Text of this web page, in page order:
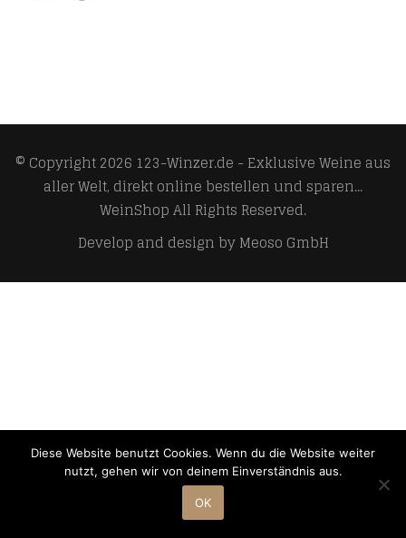
© Copyright 2026 123-Winzer.de - Exklusive Weine aus
aller Welt, direkt online bestellen und sparen...
WeinShopAll Rights Reserved.
Develop and design byMeoso GmbH
Diese Website benutzt Cookies. Wenn du die Website weiter
nutzt, gehen wir von deinem Einverständnis aus.
OK